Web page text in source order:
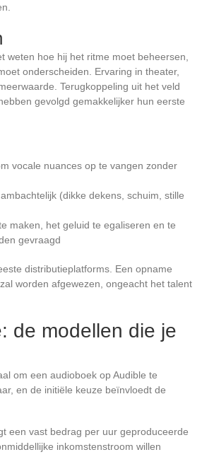
weten hoe hij het ritme moet beheersen,
onderscheiden. Ervaring in theater,
Terugkoppeling uit het veld
gevolgd gemakkelijker hun eerste
vocale nuances op te vangen zonder
(dikke dekens, schuim, stille
maken, het geluid te egaliseren en te
gevraagd
distributieplatforms. Een opname
worden afgewezen, ongeacht het talent
de modellen die je
om een audioboek op Audible te
en de initiële keuze beïnvloedt de
een vast bedrag per uur geproduceerde
inkomstenstroom willen